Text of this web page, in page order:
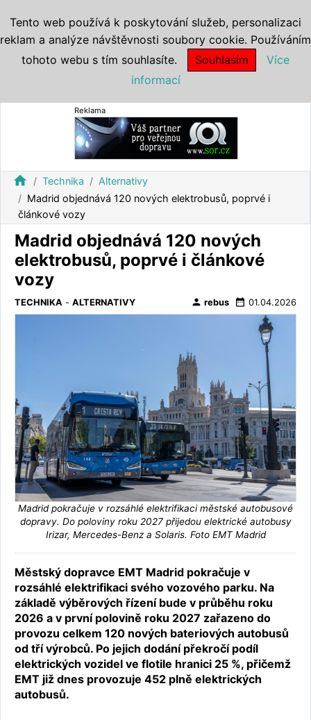
Reklama
home Technika
Alternativy
Madrid objednává 120 nových elektrobusů, poprvé i
článkové vozy
Madrid objednává 120 nových
elektrobusů, poprvé i článkové
vozy
TECHNIKA - ALTERNATIVY person rebus date_range 01.04.2026
Madrid pokračuje v rozsáhlé elektrifikaci městské autobusové
dopravy. Do poloviny roku 2027 přijedou elektrické autobusy
Irizar, Mercedes-Benz a Solaris. Foto EMT Madrid
Městský dopravce EMT Madrid pokračuje v
rozsáhlé elektrifikaci svého vozového parku. Na
základě výběrových řízení bude v průběhu roku
2026 a v první polovině roku 2027 zařazeno do
provozu celkem 120 nových bateriových autobusů
od tří výrobců. Po jejich dodání překročí podíl
elektrických vozidel ve flotile hranici 25 %, přičemž
EMT již dnes provozuje 452 plně elektrických
autobusů.
Tento web používá k poskytování služeb, personalizaci
reklam a analýze návštěvnosti soubory cookie. Používáním
tohoto webu s tím souhlasíte.
Souhlasím
Více
informací